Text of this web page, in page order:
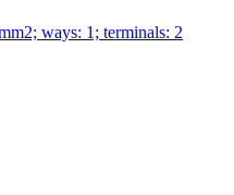
ways: 1; terminals: 2